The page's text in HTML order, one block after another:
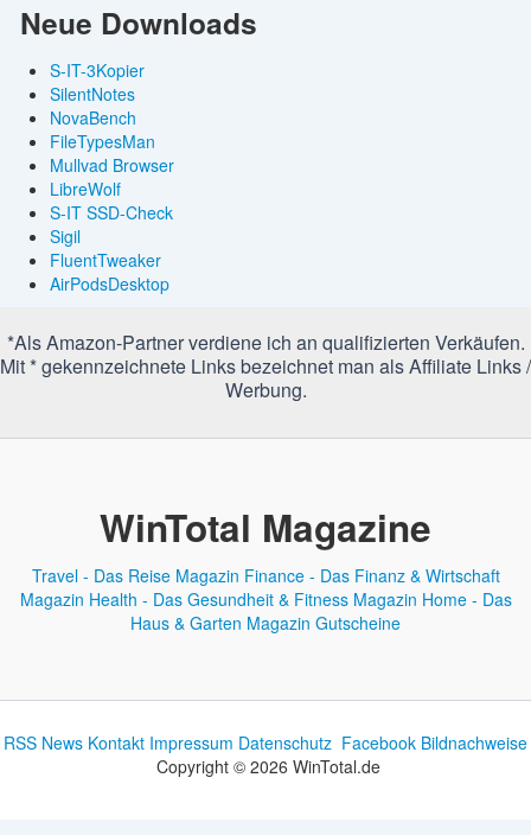
Neue Downloads
S-IT-3Kopier
SilentNotes
NovaBench
FileTypesMan
Mullvad Browser
LibreWolf
S-IT SSD-Check
Sigil
FluentTweaker
AirPodsDesktop
*Als Amazon-Partner verdiene ich an qualifizierten Verkäufen.
Mit * gekennzeichnete Links bezeichnet man als Affiliate Links /
Werbung.
WinTotal Magazine
Travel - Das Reise Magazin Finance - Das Finanz & Wirtschaft
Magazin Health - Das Gesundheit & Fitness Magazin Home - Das
Haus & Garten Magazin Gutscheine
RSS News Kontakt Impressum Datenschutz Facebook Bildnachweise
Copyright © 2026 WinTotal.de